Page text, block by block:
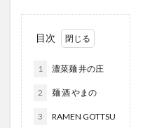
目次
1 濃菜麺 井の庄
2 麺 酒 やまの
3 RAMEN GOTTSU